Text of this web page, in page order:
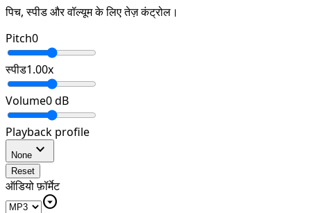
पिच, स्पीड और वॉल्यूम के लिए तेज़ कंट्रोल।
Pitch0
स्पीड1.00x
Volume0dB
Playback profile
None expand_more
Reset
ऑडियो फ़ॉर्मेट
arrow_drop_down_circle